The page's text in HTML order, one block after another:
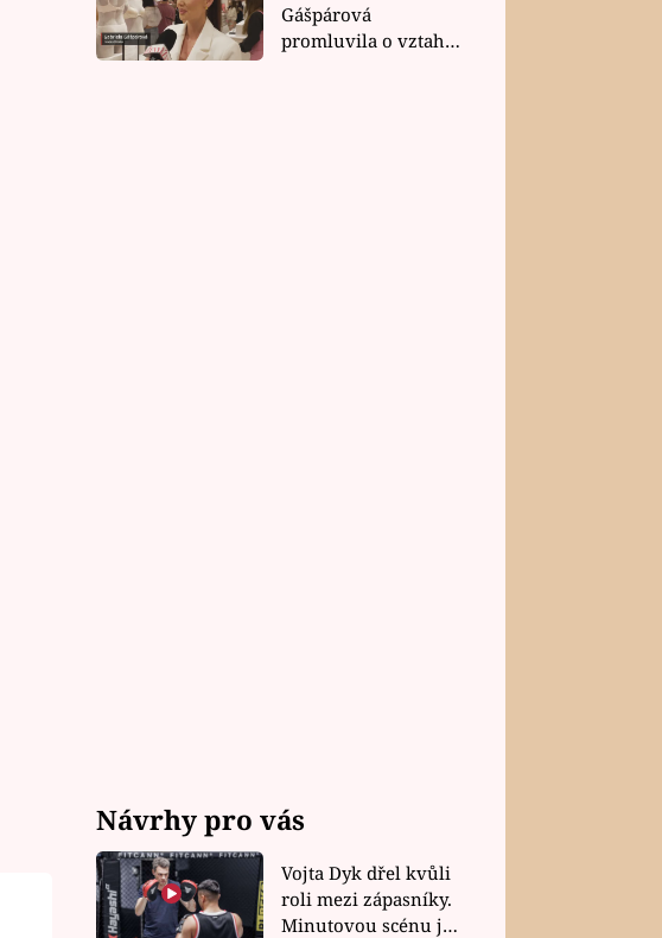
Gášpárová
promluvila o vztahu
Návrhy pro vás
Vojta Dyk dřel kvůli
roli mezi zápasníky.
Minutovou scénu jel